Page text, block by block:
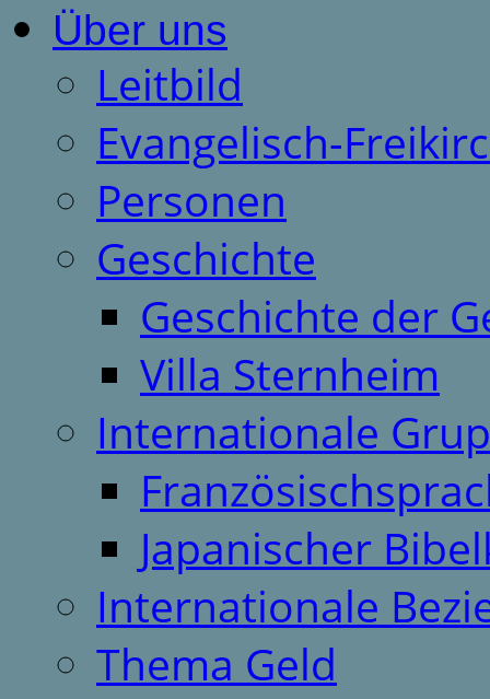
Über uns
Leitbild
Evangelisch-
Personen
Geschichte
Geschichte der
Villa Sternheim
Internationale
Japanischer
Internationale
Thema Geld